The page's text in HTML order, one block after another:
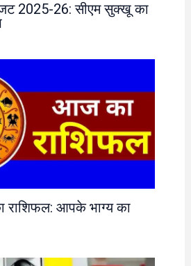
2025-26: सीएम सुक्खू का
राशिफल: आपके भाग्य का